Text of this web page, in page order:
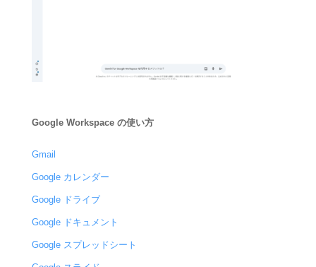
Google Workspace の使い方
Gmail
Google カレンダー
Google ドライブ
Google ドキュメント
Google スプレッドシート